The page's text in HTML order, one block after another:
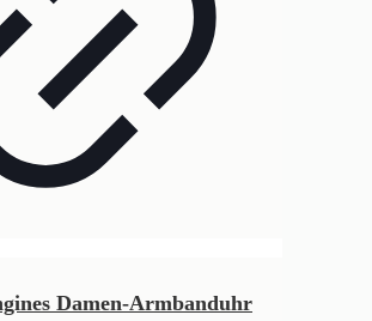
Damen-Armbanduhr